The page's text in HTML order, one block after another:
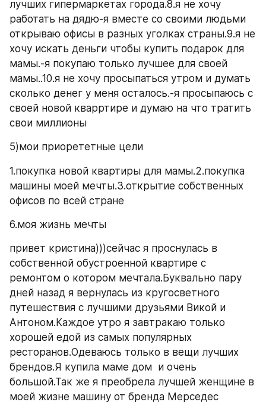
лучших гипермаркетах города.8.я не хочу
работать на дядю-я вместе со своими людьми
открываю офисы в разных уголках страны.9.я не
хочу искать деньги чтобы купить подарок для
мамы.-я покупаю только лучшее для своей
мамы..10.я не хочу просыпаться утром и думать
сколько денег у меня осталось.-я просыпаюсь с
своей новой кварртире и думаю на что тратить
свои миллионы
5)мои приорететные цели
1.покупка новой квартиры для мамы.2.покупка
машины моей мечты.3.открытие собственных
офисов по всей стране
6.моя жизнь мечты
привет кристина)))сейчас я проснулась в
собственной обустроенной квартире с
ремонтом о котором мечтала.Буквально пару
дней назад я вернулась из кругосветного
путешествия с лучшими друзьями Викой и
Антоном.Каждое утро я завтракаю только
хорошей едой из самых популярных
ресторанов.Одеваюсь только в вещи лучших
брендов.Я купила маме дом  и очень
большой.Так же я преобрела лучшей женщине в
моей жизне машину от бренда Мерседес